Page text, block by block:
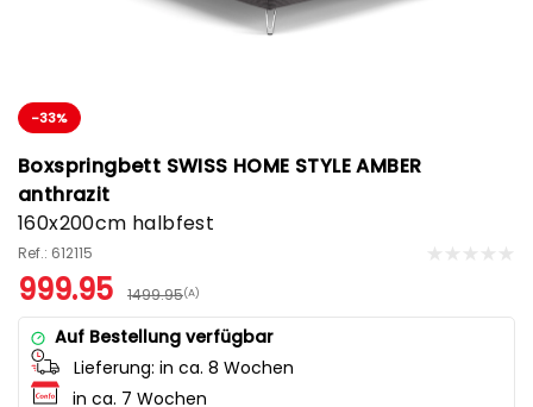
-33%
Boxspringbett SWISS HOME STYLE AMBER
anthrazit
160x200cm halbfest
Ref.: 612115
999.95 1499.95(A)
Auf Bestellung verfügbar
Lieferung: in ca. 8 Wochen
in ca. 7 Wochen